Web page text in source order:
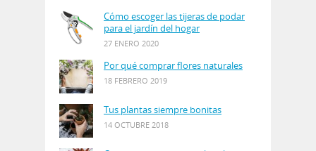
Cómo escoger las tijeras de podar
para el jardín del hogar
27 ENERO 2020
Por qué comprar flores naturales
18 FEBRERO 2019
Tus plantas siempre bonitas
14 OCTUBRE 2018